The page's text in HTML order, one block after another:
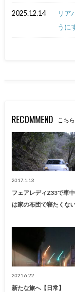
2025.12.14
リア
うに
RECOMMEND こち
2017.1.13
フェアレディZ33で車
は家の布団で寝たくな
2021.6.22
新たな旅へ【日常】